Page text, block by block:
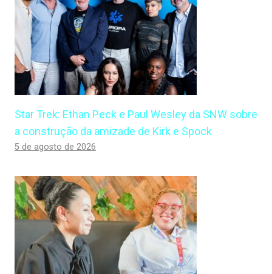
Star Trek: Ethan Peck e Paul Wesley da SNW sobre
a construção da amizade de Kirk e Spock
5 de agosto de 2026